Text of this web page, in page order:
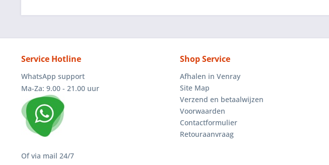
Service Hotline
WhatsApp support
Ma-Za: 9.00 - 21.00 uur
Of via mail 24/7
Shop Service
Afhalen in Venray
Site Map
Verzend en betaalwijzen
Voorwaarden
Contactformulier
Retouraanvraag